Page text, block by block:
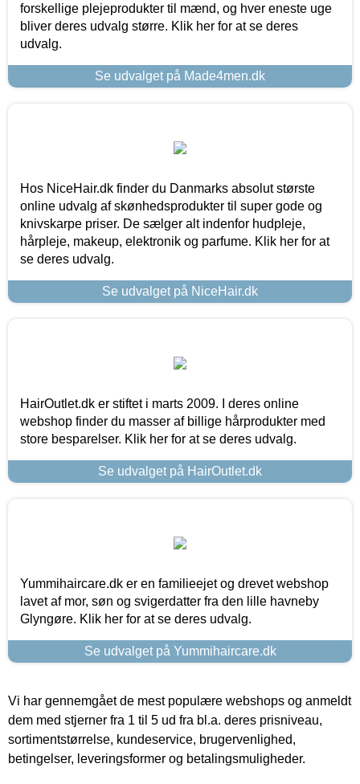
forskellige plejeprodukter til mænd, og hver eneste uge
bliver deres udvalg større. Klik her for at se deres
udvalg.
Se udvalget på Made4men.dk
Hos NiceHair.dk finder du Danmarks absolut største
online udvalg af skønhedsprodukter til super gode og
knivskarpe priser. De sælger alt indenfor hudpleje,
hårpleje, makeup, elektronik og parfume. Klik her for at
se deres udvalg.
Se udvalget på NiceHair.dk
HairOutlet.dk er stiftet i marts 2009. I deres online
webshop finder du masser af billige hårprodukter med
store besparelser. Klik her for at se deres udvalg.
Se udvalget på HairOutlet.dk
Yummihaircare.dk er en familieejet og drevet webshop
lavet af mor, søn og svigerdatter fra den lille havneby
Glyngøre. Klik her for at se deres udvalg.
Se udvalget på Yummihaircare.dk
Vi har gennemgået de mest populære webshops og anmeldt
dem med stjerner fra 1 til 5 ud fra bl.a. deres prisniveau,
sortimentstørrelse, kundeservice, brugervenlighed,
betingelser, leveringsformer og betalingsmuligheder.